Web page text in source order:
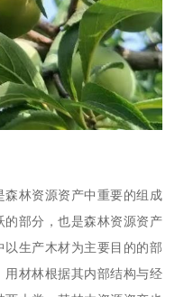
林资源资产中重要的组成
部分，也是森林资源资产
生产木材为主要目的的部
材林根据其内部结构与经